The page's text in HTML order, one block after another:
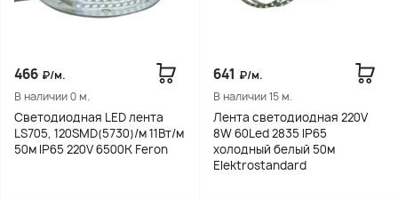
466 ₽/м.
В наличии 0 м.
Cветодиодная LED лента
LS705, 120SMD(5730)/м 11Вт/м
50м IP65 220V 6500K Feron
641 ₽/м.
В наличии 15 м.
Лента светодиодная 220V
8W 60Led 2835 IP65
холодный белый 50м
Elektrostandard